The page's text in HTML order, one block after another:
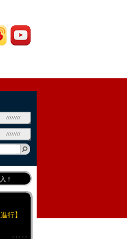
！
入！
過！
行】